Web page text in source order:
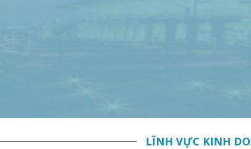
LĨNH VỰC KINH